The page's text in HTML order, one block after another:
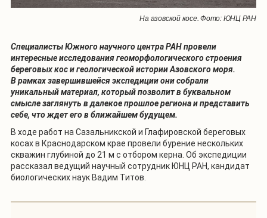
На азовской косе. Фото: ЮНЦ РАН
Специалисты Южного научного центра РАН провели
интересные исследования геоморфологического строения
береговых кос и геологической истории Азовского моря.
В рамках завершившейся экспедиции они собрали
уникальный материал, который позволит в буквальном
смысле заглянуть в далекое прошлое региона и представить
себе, что ждет его в ближайшем будущем.
В ходе работ на Сазальникской и Глафировской береговых
косах в Краснодарском крае провели бурение нескольких
скважин глубиной до 21 м с отбором керна. Об экспедиции
рассказал ведущий научный сотрудник ЮНЦ РАН, кандидат
биологических наук Вадим Титов.